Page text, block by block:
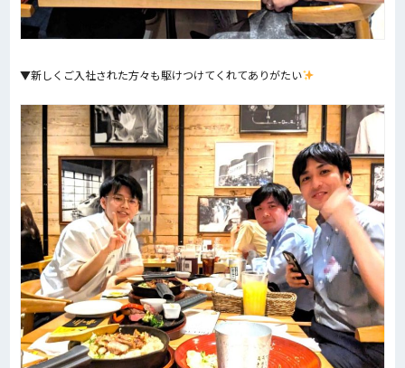
▼新しくご入社された方々も駆けつけてくれてありがたい